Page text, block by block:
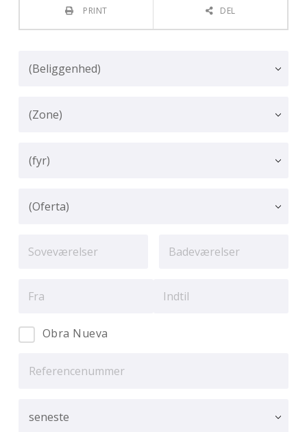
PRINT DEL
Obra Nueva